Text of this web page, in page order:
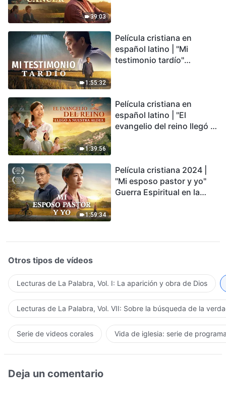
39:03
1:55:32
Película cristiana en
español latino | "Mi
testimonio tardío"
conmovedor
1:39:56
Película cristiana en
español latino | "El
evangelio del reino llegó a
1:59:34
Película cristiana 2024 |
"Mi esposo pastor y yo"
Guerra Espiritual en la
Otros tipos de vídeos
Lecturas de La Palabra, Vol. I: La aparición y obra de Dios
Lecturas de La Palabra, Vol. VII: Sobre la búsqueda de la
Serie de videos corales Vida de iglesia: serie de
Deja un comentario